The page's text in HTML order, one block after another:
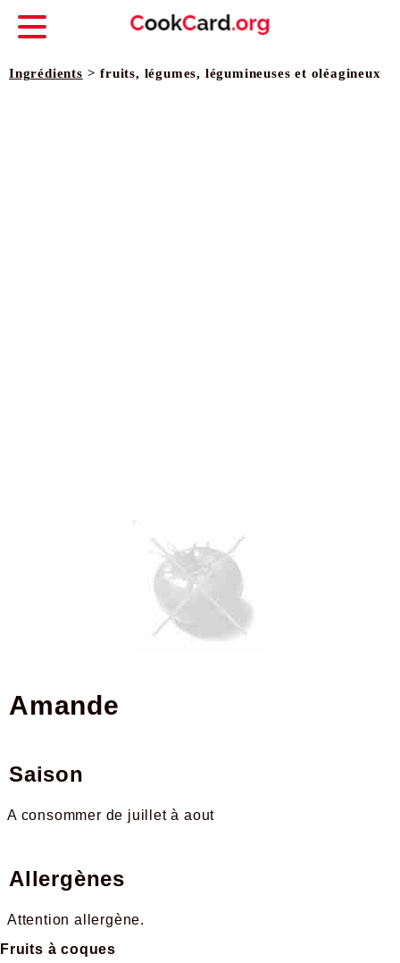
Ingrédients > fruits, légumes, légumineuses et oléagineux
amande
Saison
A consommer de juillet à aout
Allergènes
Attention allergène.
Fruits à coques